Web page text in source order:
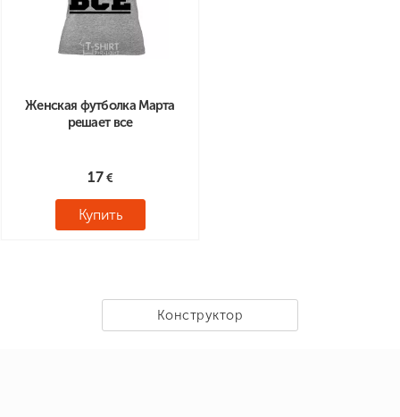
Женская футболка Марта
решает все
17
Купить
Конструктор